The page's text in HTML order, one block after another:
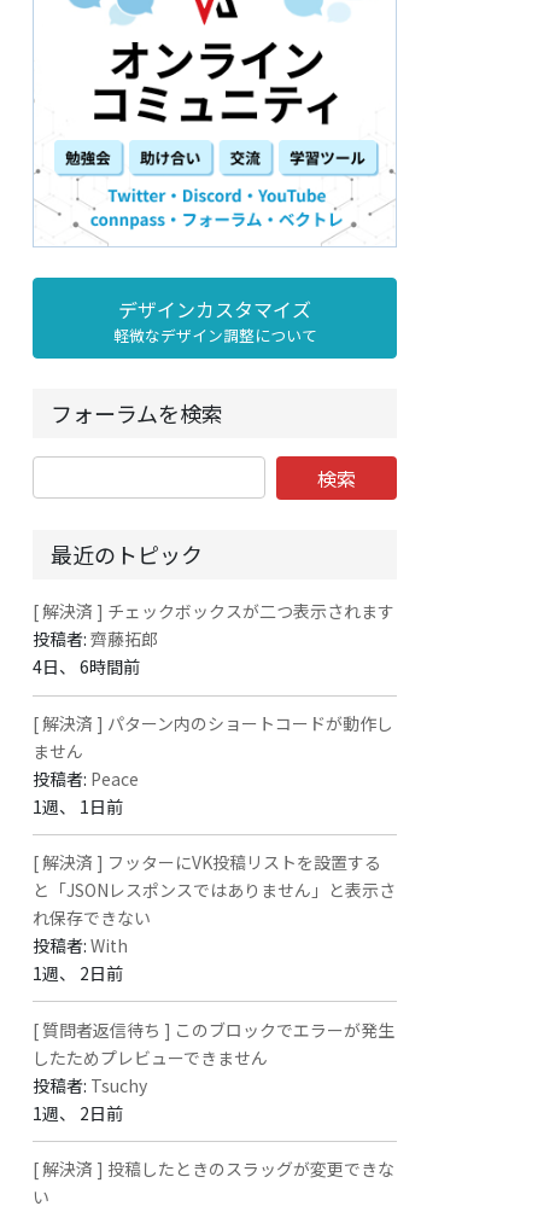
デザインカスタマイズ
軽微なデザイン調整について
フォーラムを検索
最近のトピック
[ 解決済 ] チェックボックスが二つ表示されます
投稿者:齊藤拓郎
4日、 6時間前
[ 解決済 ] パターン内のショートコードが動作し
ません
投稿者: Peace
1週、 1日前
[ 解決済 ] フッターにVK投稿リストを設置する
と「JSONレスポンスではありません」と表示さ
れ保存できない
投稿者:With
1週、 2日前
[ 質問者返信待ち ] このブロックでエラーが発生
したためプレビューできません
投稿者: Tsuchy
1週、 2日前
[ 解決済 ] 投稿したときのスラッグが変更できな
い